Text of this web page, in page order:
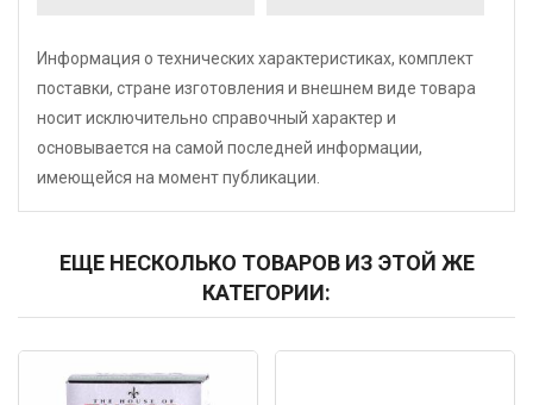
Информация о технических характеристиках, комплект
поставки, стране изготовления и внешнем виде товара
носит исключительно справочный характер и
основывается на самой последней информации,
имеющейся на момент публикации.
ЕЩЕ НЕСКОЛЬКО ТОВАРОВ ИЗ ЭТОЙ ЖЕ
КАТЕГОРИИ:
Код: 2115